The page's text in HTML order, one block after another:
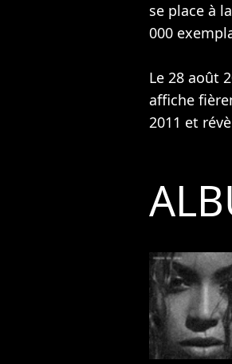
se place à
000
Le 28 août
affiche
2011 et